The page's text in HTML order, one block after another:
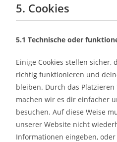
5. Cookies
5.1 Technische oder
Einige Cookies stellen sicher,
richtig funktionieren und
bleiben. Durch das
machen wir es dir einfacher
besuchen. Auf diese Weise
unserer Website nicht
Informationen eingeben,